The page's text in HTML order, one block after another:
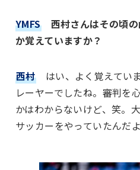
YMFS
西村さんはその頃
か覚えていますか？
西村
はい、よく覚えてい
レーヤーでしたね。審判を
かはわからないけど、笑。
サッカーをやっていたんだよ